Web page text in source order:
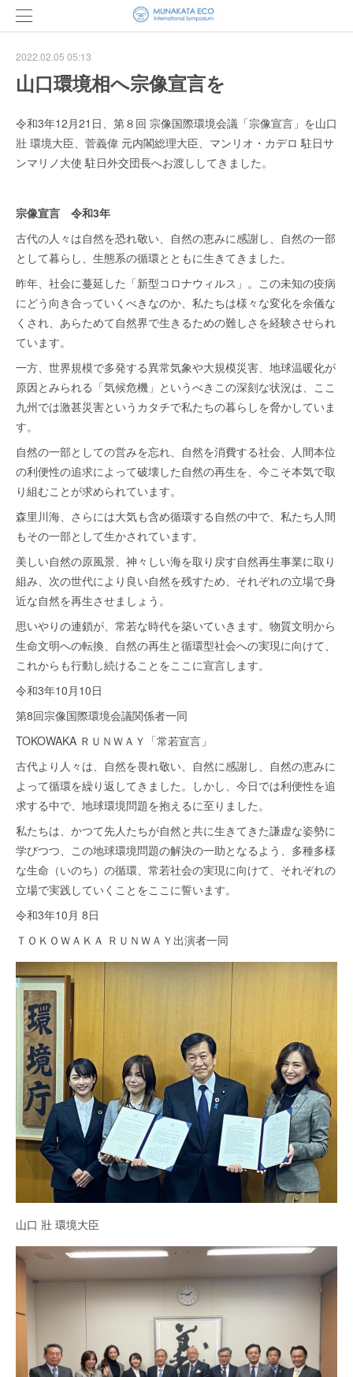
2022.02.05 05:13
山口環境相へ宗像宣言を
令和3年12月21日、第８回 宗像国際環境会議「宗像宣言」を山口
壯 環境大臣、菅義偉 元内閣総理大臣、マンリオ・カデロ 駐日サ
ンマリノ大使 駐日外交団長へお渡ししてきました。
宗像宣言 令和3年
古代の人々は自然を恐れ敬い、自然の恵みに感謝し、自然の一部
として暮らし、生態系の循環とともに生きてきました。
昨年、社会に蔓延した「新型コロナウィルス」。この未知の疫病
にどう向き合っていくべきなのか、私たちは様々な変化を余儀な
くされ、あらためて自然界で生きるための難しさを経験させられ
ています。
一方、世界規模で多発する異常気象や大規模災害、地球温暖化が
原因とみられる「気候危機」というべきこの深刻な状況は、ここ
九州では激甚災害というカタチで私たちの暮らしを脅かしていま
す。
自然の一部としての営みを忘れ、自然を消費する社会、人間本位
の利便性の追求によって破壊した自然の再生を、今こそ本気で取
り組むことが求められています。
森里川海、さらには大気も含め循環する自然の中で、私たち人間
もその一部として生かされています。
美しい自然の原風景、神々しい海を取り戻す自然再生事業に取り
組み、次の世代により良い自然を残すため、それぞれの立場で身
近な自然を再生させましょう。
思いやりの連鎖が、常若な時代を築いていきます。物質文明から
生命文明への転換、自然の再生と循環型社会への実現に向けて、
これからも行動し続けることをここに宣言します。
令和3年10月10日
第8回宗像国際環境会議関係者一同
TOKOWAKA ＲＵＮＷＡＹ「常若宣言」
古代より人々は、自然を畏れ敬い、自然に感謝し、自然の恵みに
よって循環を繰り返してきました。しかし、今日では利便性を追
求する中で、地球環境問題を抱えるに至りました。
私たちは、かつて先人たちが自然と共に生きてきた謙虚な姿勢に
学びつつ、この地球環境問題の解決の一助となるよう、多種多様
な生命（いのち）の循環、常若社会の実現に向けて、それぞれの
立場で実践していくことをここに誓います。
令和3年10月 8日
ＴＯＫＯＷＡＫＡ ＲＵＮＷＡＹ出演者一同
山口 壯 環境大臣